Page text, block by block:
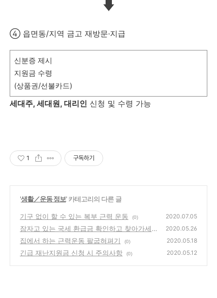
④ 읍면동/지역 금고 재방문·지급
신분증 제시
지원금 수령
(상품권/선불카드)
세대주, 세대원, 대리인 신청 및 수령 가능
1 구독하기
'생활／운동 정보' 카테고리의 다른 글
기구 없이 할 수 있는 복부 근력 운동 (0) 2020.07.05
잠자고 있는 국세 환급금 확인하고 찾아가세요
(30)
2020.05.26
집에서 하는 근력운동 팔굽혀펴기 (0) 2020.05.18
긴급 재난지원금 신청 시 주의사항 (0) 2020.05.12